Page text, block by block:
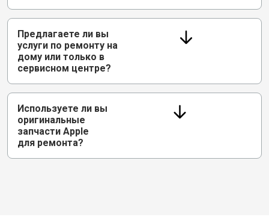
Предлагаете ли вы
услуги по ремонту на
дому или только в
сервисном центре?
Используете ли вы
оригинальные
запчасти Apple
для ремонта?